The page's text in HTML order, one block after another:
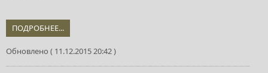
ПОДРОБНЕЕ...
Обновлено ( 11.12.2015 20:42 )